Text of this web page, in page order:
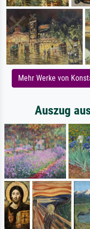
Mehr Werke von
Auszug